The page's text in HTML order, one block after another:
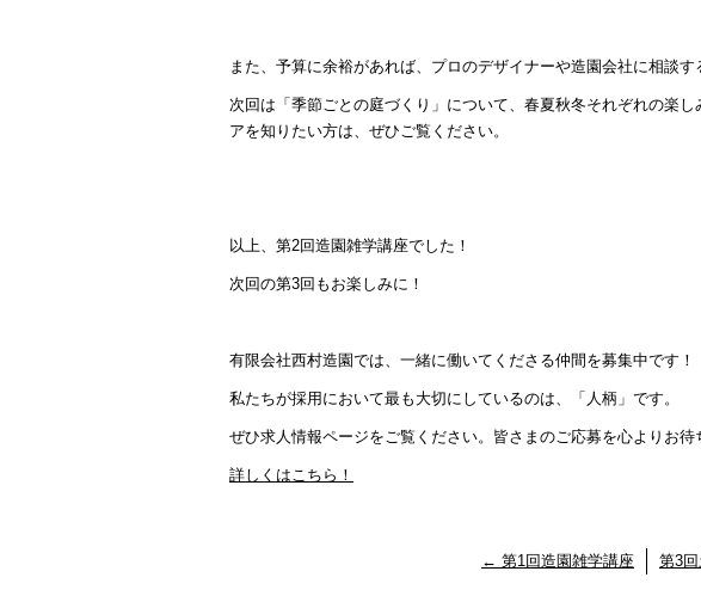
また、予算に余裕があれば、プロのデザイナーや造園会社に相談す
次回は「季節ごとの庭づくり」について、春夏秋冬それぞれの楽
アを知りたい方は、ぜひご覧ください。
以上、第2回造園雑学講座でした！
次回の第3回もお楽しみに！
有限会社西村造園では、一緒に働いてくださる仲間を募集中です！
私たちが採用において最も大切にしているのは、「人柄」です。
ぜひ求人情報ページをご覧ください。皆さまのご応募を心よりお待
詳しくはこちら！
← 第1回造園雑学講座 第3